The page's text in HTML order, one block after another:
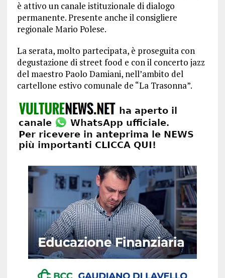
è attivo un canale istituzionale di dialogo
permanente. Presente anche il consigliere
regionale Mario Polese.
La serata, molto partecipata, è proseguita con
degustazione di street food e con il concerto jazz
del maestro Paolo Damiani, nell’ambito del
cartellone estivo comunale de “La Trasonna”.